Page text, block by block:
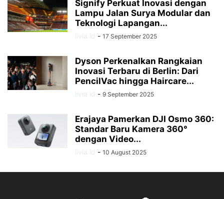
Signify Perkuat Inovasi dengan
Lampu Jalan Surya Modular dan
Teknologi Lapangan...
livia id - 17 September 2025
Dyson Perkenalkan Rangkaian
Inovasi Terbaru di Berlin: Dari
PencilVac hingga Haircare...
livia id - 9 September 2025
Erajaya Pamerkan DJI Osmo 360:
Standar Baru Kamera 360°
dengan Video...
livia id - 10 August 2025